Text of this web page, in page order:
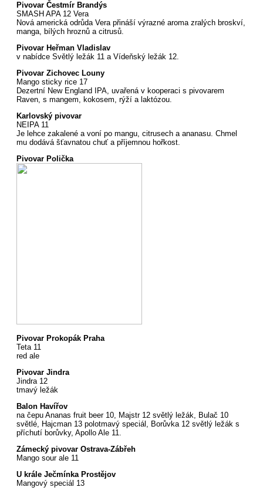
Pivovar Čestmír Brandýs
SMASH APA 12 Vera
Nová americká odrůda Vera přináší výrazné aroma zralých broskví,
manga, bílých hroznů a citrusů.
Pivovar Heřman Vladislav
v nabídce Světlý ležák 11 a Vídeňský ležák 12.
Pivovar Zichovec Louny
Mango sticky rice 17
Dezertní New England IPA, uvařená v kooperaci s pivovarem
Raven, s mangem, kokosem, rýží a laktózou.
Karlovský pivovar
NEIPA 11
Je lehce zakalené a voní po mangu, citrusech a ananasu. Chmel
mu dodává šťavnatou chuť a příjemnou hořkost.
Pivovar Polička
Pivovar Prokopák Praha
Teta 11
red ale
Pivovar Jindra
Jindra 12
tmavý ležák
Balon Havířov
na čepu Ananas fruit beer 10, Majstr 12 světlý ležák, Bulač 10
světlé, Hajcman 13 polotmavý speciál, Borůvka 12 světlý ležák s
příchutí borůvky, Apollo Ale 11.
Zámecký pivovar Ostrava-Zábřeh
Mango sour ale 11
U krále Ječmínka Prostějov
Mangový speciál 13